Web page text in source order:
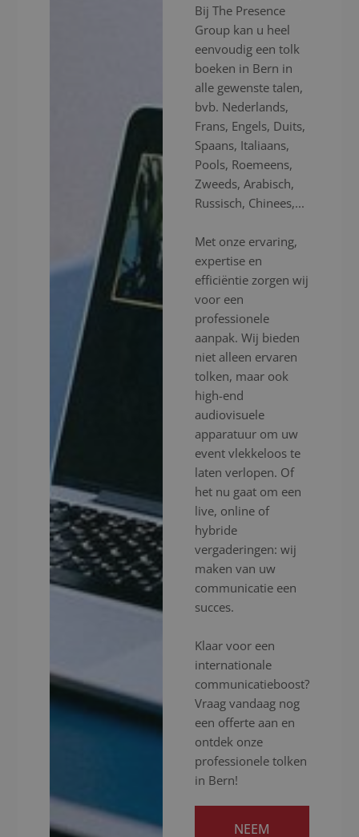
Bij The Presence
Group kan u heel
eenvoudig een tolk
boeken in Bern in
alle gewenste talen,
bvb. Nederlands,
Frans, Engels, Duits,
Spaans, Italiaans,
Pools, Roemeens,
Zweeds, Arabisch,
Russisch, Chinees,...
Met onze ervaring,
expertise en
efficiëntie zorgen wij
voor een
professionele
aanpak. Wij bieden
niet alleen ervaren
tolken, maar ook
high-end
audiovisuele
apparatuur om uw
event vlekkeloos te
laten verlopen. Of
het nu gaat om een
live, online of
hybride
vergaderingen: wij
maken van uw
communicatie een
succes.
Klaar voor een
internationale
communicatieboost?
Vraag vandaag nog
een offerte aan en
ontdek onze
professionele tolken
in Bern!
NEEM